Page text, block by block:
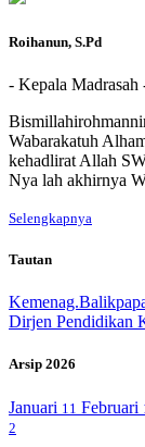
Roihanun, S.Pd
- Kepala Madrasah
Wabarakatuh
kehadlirat Allah
Nya lah akhirnya
Selengkapnya
Tautan
Dirjen Pendidikan
Arsip 2026
Januari 11 Februari
2